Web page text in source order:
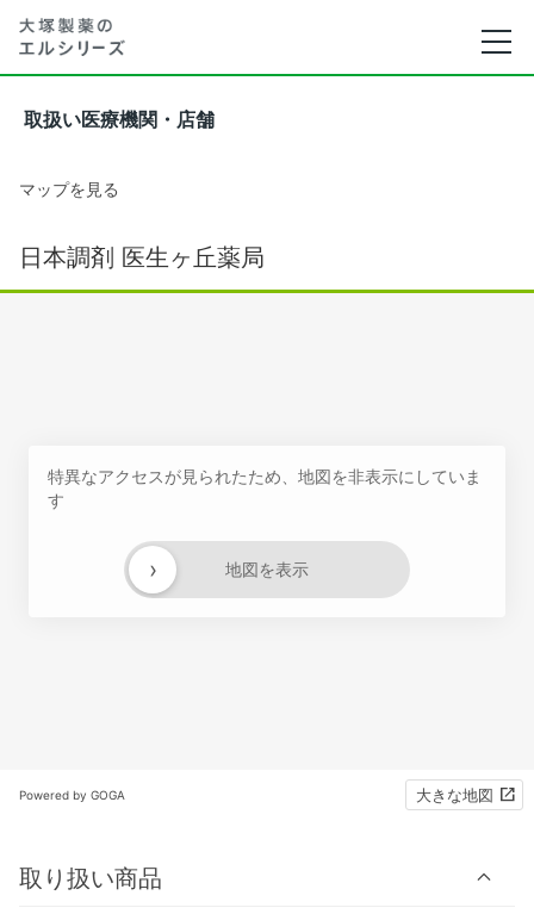
取扱い医療機関・店舗
マップを見る
日本調剤 医生ヶ丘薬局
特異なアクセスが見られたため、地図を非表示にしていま
す
地図を表示
›
Powered by GOGA 大きな地図
取り扱い商品